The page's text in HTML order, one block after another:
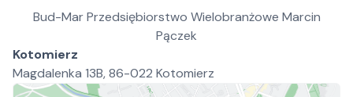
Bud-Mar Przedsiębiorstwo Wielobranżowe Marcin
Pączek
Kotomierz
Magdalenka 13B, 86-022 Kotomierz